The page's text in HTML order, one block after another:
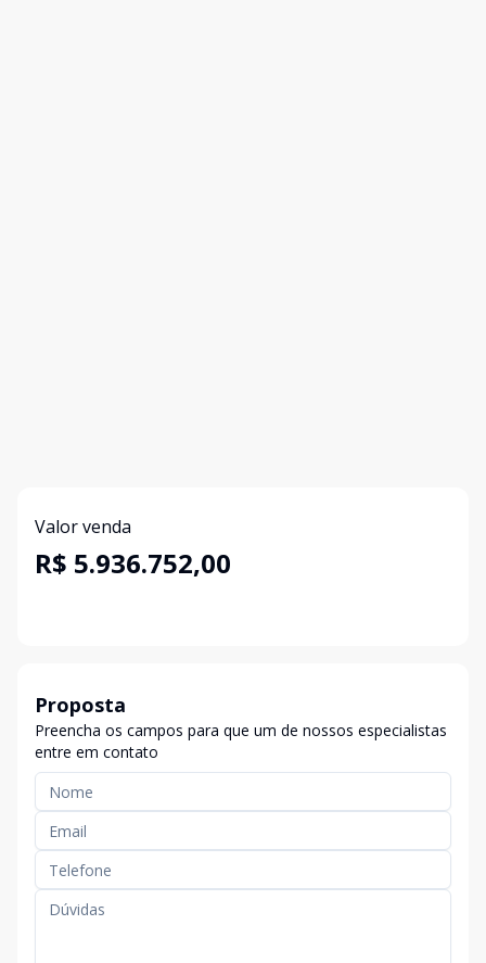
Valor venda
R$ 5.936.752,00
Proposta
Preencha os campos para que um de nossos especialistas
entre em contato